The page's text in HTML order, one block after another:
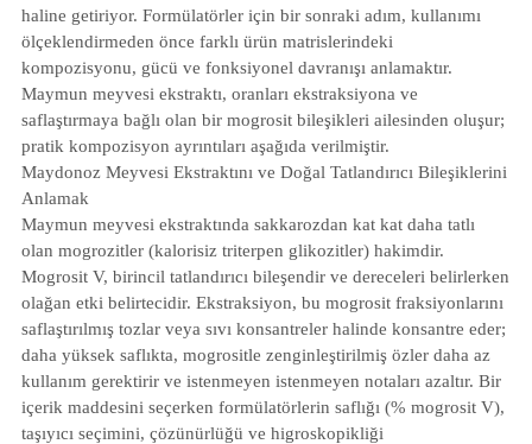
haline getiriyor. Formülatörler için bir sonraki adım, kullanımı
ölçeklendirmeden önce farklı ürün matrislerindeki
kompozisyonu, gücü ve fonksiyonel davranışı anlamaktır.
Maymun meyvesi ekstraktı, oranları ekstraksiyona ve
saflaştırmaya bağlı olan bir mogrosit bileşikleri ailesinden oluşur;
pratik kompozisyon ayrıntıları aşağıda verilmiştir.
Maydonoz Meyvesi Ekstraktını ve Doğal Tatlandırıcı Bileşiklerini
Anlamak
Maymun meyvesi ekstraktında sakkarozdan kat kat daha tatlı
olan mogrozitler (kalorisiz triterpen glikozitler) hakimdir.
Mogrosit V, birincil tatlandırıcı bileşendir ve dereceleri belirlerken
olağan etki belirtecidir. Ekstraksiyon, bu mogrosit fraksiyonlarını
saflaştırılmış tozlar veya sıvı konsantreler halinde konsantre eder;
daha yüksek saflıkta, mogrositle zenginleştirilmiş özler daha az
kullanım gerektirir ve istenmeyen istenmeyen notaları azaltır. Bir
içerik maddesini seçerken formülatörlerin saflığı (% mogrosit V),
taşıyıcı seçimini, çözünürlüğü ve higroskopikliği